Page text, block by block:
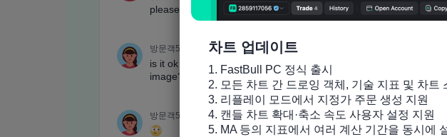
차트 업데이트
1. FastBull PC 정식 출시
2. 모든 차트 간 드로잉 객체, 기술 지표 및 차트
3. 리플레이 모드에서 지정가 주문 생성 지원
4. 캔들 차트 확대·축소 속도 사용자 설정 지원
5. MA 등의 지표에서 여러 계산 기간을 동시에